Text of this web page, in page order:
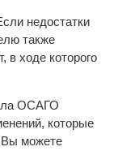
недостатки
также
в ходе которого
ОСАГО
которые
Вы можете